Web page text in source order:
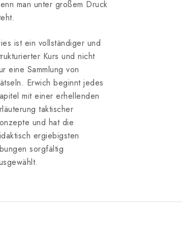
man unter großem Druck
ist ein vollständiger und
Kurs und nicht
eine Sammlung von
Erwich beginnt jedes
mit einer erhellenden
taktischer
und hat die
ergiebigsten
sorgfältig